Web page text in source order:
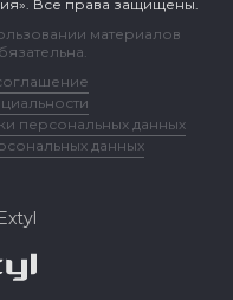
Все права защищены.
материалов
персональных данных
данных